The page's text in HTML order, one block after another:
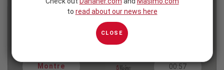
Montre 00:57
to read about our news here
CLOSE